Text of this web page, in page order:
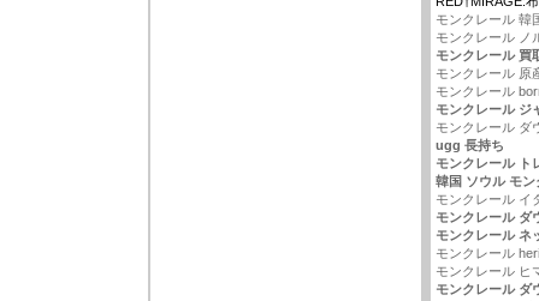
モンクレール 韓
モンクレール ノ
モンクレール 買
モンクレール 原
モンクレール
モンクレール ジ
モンクレール ダ
ugg 長持ち
モンクレール ト
韓国 ソウル モン
モンクレール イ
モンクレール ダ
モンクレール ネ
モンクレール
モンクレール ヒ
モンクレール ダ